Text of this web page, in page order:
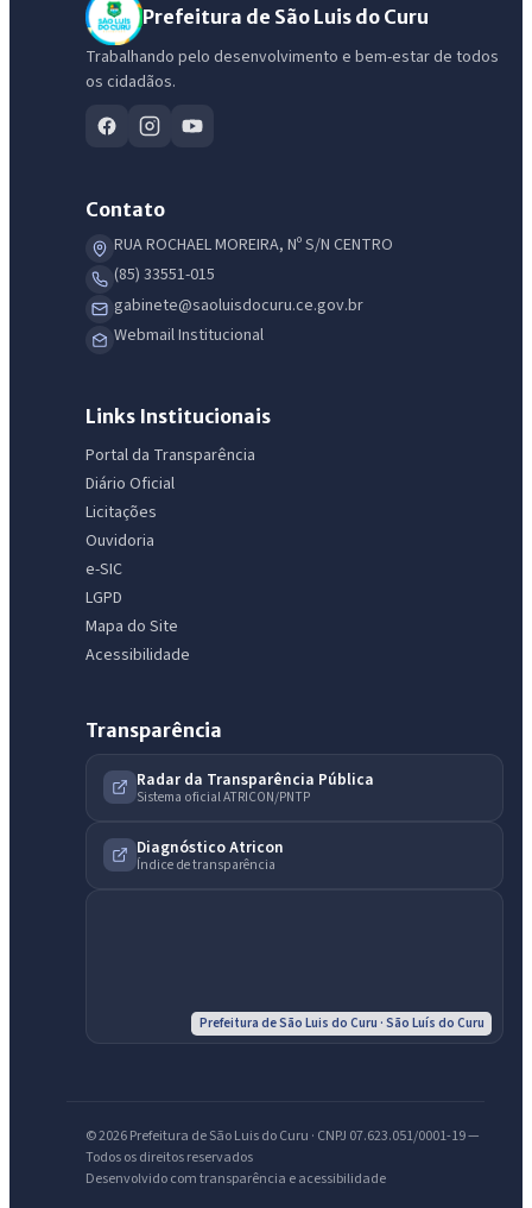
Prefeitura de São Luis do Curu
Trabalhando pelo desenvolvimento e bem-estar de todos
os cidadãos.
Contato
RUA ROCHAEL MOREIRA, Nº S/N CENTRO
(85) 33551-015
gabinete@saoluisdocuru.ce.gov.br
Webmail Institucional
Links Institucionais
Portal da Transparência
Diário Oficial
Licitações
Ouvidoria
e-SIC
LGPD
Mapa do Site
Acessibilidade
Transparência
Radar da Transparência Pública
Sistema oficial ATRICON/PNTP
Diagnóstico Atricon
Índice de transparência
Prefeitura de São Luis do Curu · São Luís do Curu
© 2026 Prefeitura de São Luis do Curu · CNPJ 07.623.051/0001-19 —
Todos os direitos reservados
Desenvolvido com transparência e acessibilidade
IntGest AI
Assistente do Portal
Olá. Pergunte sobre serviços, notícias, legislação, Diário Oficial,
licitações, estrutura ou transparência do município.